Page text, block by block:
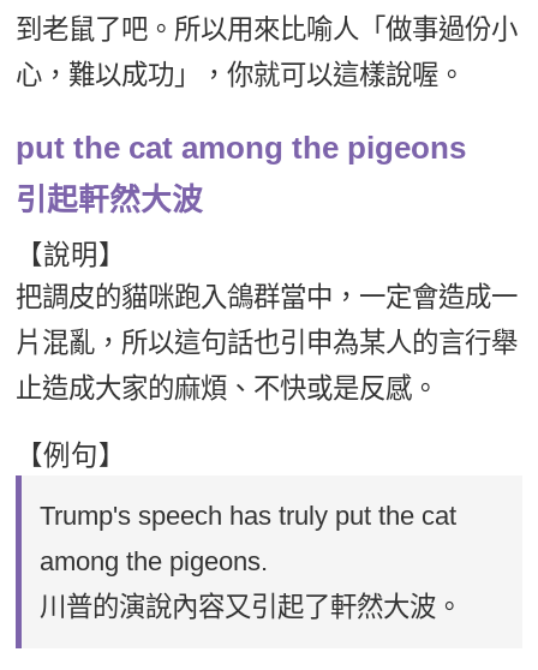
到老鼠了吧。所以用來比喻人「做事過份小
心，難以成功」，你就可以這樣說喔。
put the cat among the pigeons
引起軒然大波
【說明】
把調皮的貓咪跑入鴿群當中，一定會造成一
片混亂，所以這句話也引申為某人的言行舉
止造成大家的麻煩、不快或是反感。
【例句】
Trump's speech has truly put the cat
among the pigeons.
川普的演說內容又引起了軒然大波。